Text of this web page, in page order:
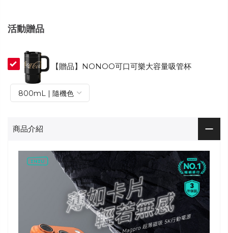
活動贈品
【贈品】NONOO可口可樂大容量吸管杯
商品介紹